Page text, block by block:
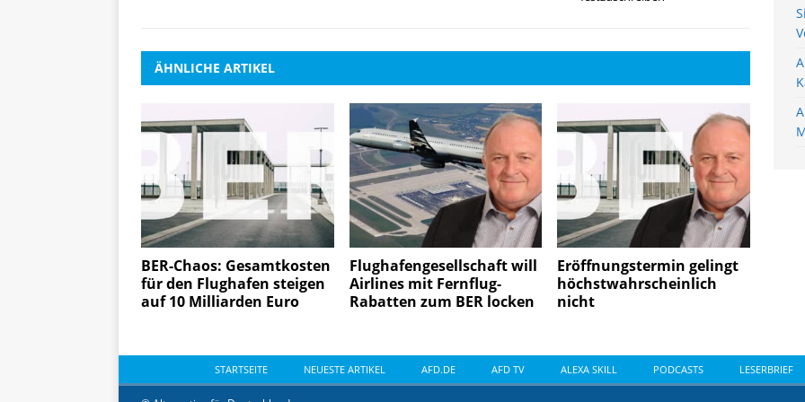
ÄHNLICHE ARTIKEL
BER-Chaos: Gesamtkosten
für den Flughafen steigen
auf 10 Milliarden Euro
Flughafengesellschaft will
Airlines mit Fernflug-
Rabatten zum BER locken
Eröffnungstermin gelingt
höchstwahrscheinlich
nicht
STARTSEITE NEUESTE ARTIKEL AFD.DE AFD TV ALEXA SKILL PODCASTS LESERBRIEF
Wir nutzen Cookies
helfen, diese
Personenbezogene
personalisierte